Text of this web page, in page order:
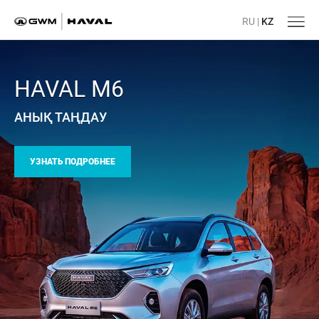
RU | KZ
HAVAL M6
АНЫҚ ТАҢДАУ
УЗНАТЬ ПОДРОБНЕЕ